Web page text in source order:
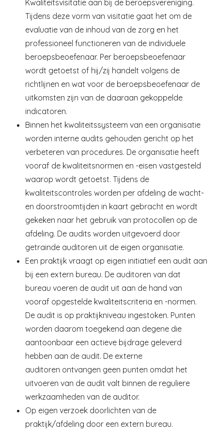
Kwaliteitsvisitatie aan bij de beroepsvereniging.
Tijdens deze vorm van visitatie gaat het om de
evaluatie van de inhoud van de zorg en het
professioneel functioneren van de individuele
beroepsbeoefenaar. Per beroepsbeoefenaar
wordt getoetst of hij/zij handelt volgens de
richtlijnen en wat voor de beroepsbeoefenaar de
uitkomsten zijn van de daaraan gekoppelde
indicatoren.
Binnen het kwaliteitssysteem van een organisatie
worden interne audits gehouden gericht op het
verbeteren van procedures. De organisatie heeft
vooraf de kwaliteitsnormen en -eisen vastgesteld
waarop wordt getoetst. Tijdens de
kwaliteitscontroles worden per afdeling de wacht-
en doorstroomtijden in kaart gebracht en wordt
gekeken naar het gebruik van protocollen op de
afdeling. De audits worden uitgevoerd door
getrainde auditoren uit de eigen organisatie.
Een praktijk vraagt op eigen initiatief een audit aan
bij een extern bureau. De auditoren van dat
bureau voeren de audit uit aan de hand van
vooraf opgestelde kwaliteitscriteria en -normen.
De audit is op praktijkniveau ingestoken. Punten
worden daarom toegekend aan degene die
aantoonbaar een actieve bijdrage geleverd
hebben aan de audit. De externe
auditoren ontvangen geen punten omdat het
uitvoeren van de audit valt binnen de reguliere
werkzaamheden van de auditor.
Op eigen verzoek doorlichten van de
praktijk/afdeling door een extern bureau.